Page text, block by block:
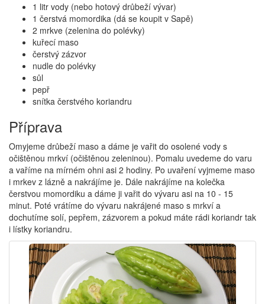
1 litr vody (nebo hotový drůbeží vývar)
1 čerstvá momordika (dá se koupit v Sapě)
2 mrkve (zelenina do polévky)
kuřecí maso
čerstvý zázvor
nudle do polévky
sůl
pepř
snítka čerstvého koriandru
Příprava
Omyjeme drůbeží maso a dáme je vařit do osolené vody s
očištěnou mrkví (očištěnou zeleninou). Pomalu uvedeme do varu
a vaříme na mírném ohni asi 2 hodiny. Po uvaření vyjmeme maso
i mrkev z lázně a nakrájíme je. Dále nakrájíme na kolečka
čerstvou momordiku a dáme ji vařit do vývaru asi na 10 - 15
minut. Poté vrátíme do vývaru nakrájené maso s mrkví a
dochutíme solí, pepřem, zázvorem a pokud máte rádi koriandr tak
i lístky koriandru.